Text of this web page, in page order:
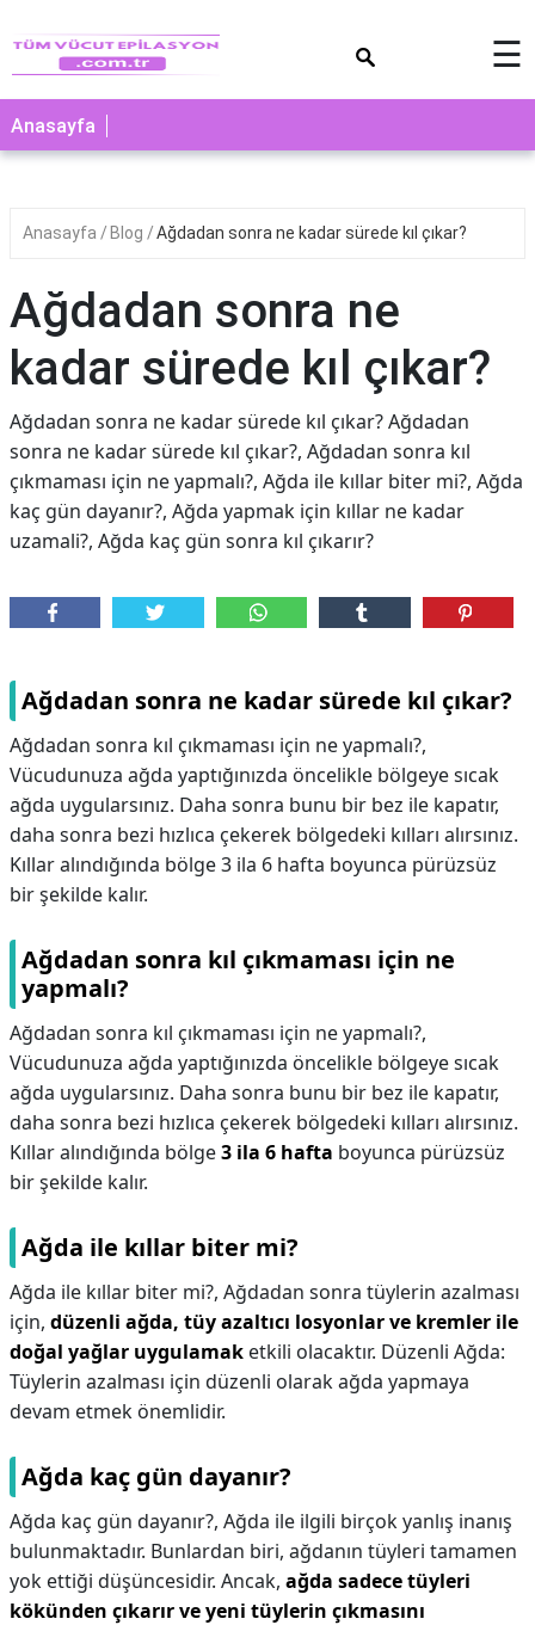
☰
Anasayfa
Anasayfa Blog Ağdadan sonra ne kadar sürede kıl çıkar?
Ağdadan sonra ne
kadar sürede kıl çıkar?
Ağdadan sonra ne kadar sürede kıl çıkar? Ağdadan
sonra ne kadar sürede kıl çıkar?, Ağdadan sonra kıl
çıkmaması için ne yapmalı?, Ağda ile kıllar biter mi?, Ağda
kaç gün dayanır?, Ağda yapmak için kıllar ne kadar
uzamali?, Ağda kaç gün sonra kıl çıkarır?
Ağdadan sonra ne kadar sürede kıl çıkar?
Ağdadan sonra kıl çıkmaması için ne yapmalı?,
Vücudunuza ağda yaptığınızda öncelikle bölgeye sıcak
ağda uygularsınız. Daha sonra bunu bir bez ile kapatır,
daha sonra bezi hızlıca çekerek bölgedeki kılları alırsınız.
Kıllar alındığında bölge 3 ila 6 hafta boyunca pürüzsüz
bir şekilde kalır.
Ağdadan sonra kıl çıkmaması için ne
yapmalı?
Ağdadan sonra kıl çıkmaması için ne yapmalı?,
Vücudunuza ağda yaptığınızda öncelikle bölgeye sıcak
ağda uygularsınız. Daha sonra bunu bir bez ile kapatır,
daha sonra bezi hızlıca çekerek bölgedeki kılları alırsınız.
Kıllar alındığında bölge3 ila 6 hafta boyunca pürüzsüz
bir şekilde kalır.
Ağda ile kıllar biter mi?
Ağda ile kıllar biter mi?, Ağdadan sonra tüylerin azalması
için, düzenli ağda, tüy azaltıcı losyonlar ve kremler ile
doğal yağlar uygulamak etkili olacaktır. Düzenli Ağda:
Tüylerin azalması için düzenli olarak ağda yapmaya
devam etmek önemlidir.
Ağda kaç gün dayanır?
Ağda kaç gün dayanır?, Ağda ile ilgili birçok yanlış inanış
bulunmaktadır. Bunlardan biri, ağdanın tüyleri tamamen
yok ettiği düşüncesidir. Ancak, ağda sadece tüyleri
kökünden çıkarır ve yeni tüylerin çıkmasını